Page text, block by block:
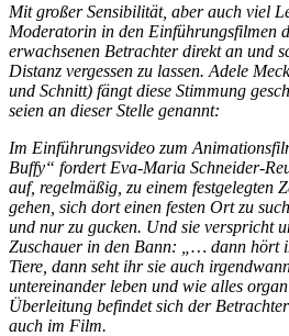
Mit großer Sensibilität, aber auch viel
Moderatorin in den Einführungsfilmen
erwachsenen Betrachter direkt an und
Distanz vergessen zu lassen. Adele
und Schnitt) fängt diese Stimmung
seien an dieser Stelle genannt:
Im Einführungsvideo zum
Buffy“ fordert Eva-Maria Schneider-
auf, regelmäßig, zu einem festgelegten
gehen, sich dort einen festen Ort zu
und nur zu gucken. Und sie verspricht
Zuschauer in den Bann: „… dann hört
Tiere, dann seht ihr sie auch
untereinander leben und wie alles
Überleitung befindet sich der
auch im Film.